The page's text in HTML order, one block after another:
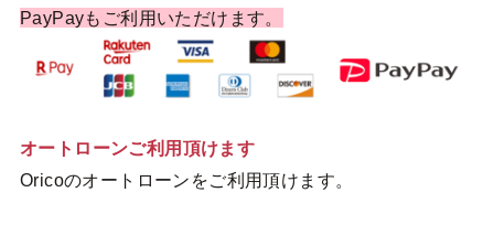
PayPayもご利用いただけます。
オートローンご利用頂けます
Oricoのオートローンをご利用頂けます。